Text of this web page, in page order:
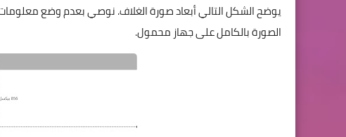
يوضح الشكل التالي أبعاد صورة الغلاف. نوصي بعدم وضع
الصورة بالكامل على جهاز محمول.